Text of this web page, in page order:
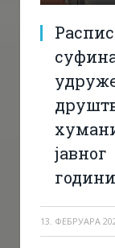
години
13. ФЕБРУАРА